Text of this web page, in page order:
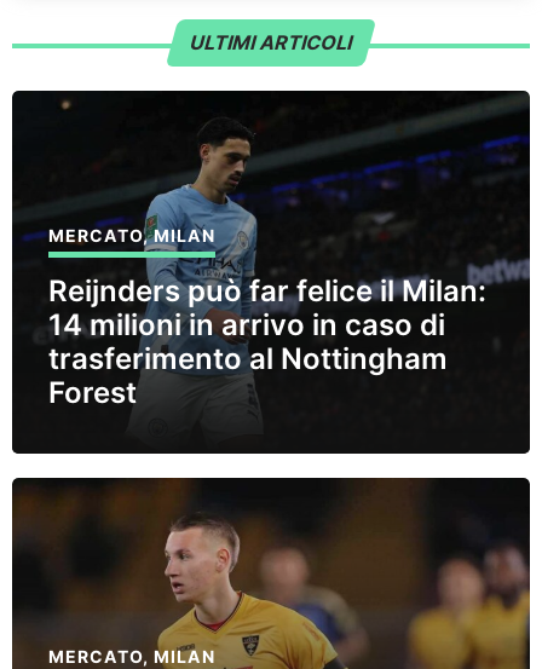
ULTIMI ARTICOLI
MERCATO,MILAN
Reijnders può far felice il Milan:
14 milioni in arrivo in caso di
trasferimento al Nottingham
Forest
MERCATO,MILAN